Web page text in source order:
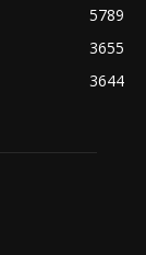
5789
3655
3644